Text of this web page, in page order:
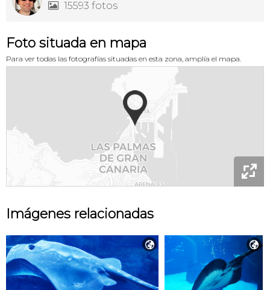
 15593 fotos
Foto situada en mapa
Para ver todas las fotografías situadas en esta zona, amplía el mapa.

Imágenes relacionadas
 